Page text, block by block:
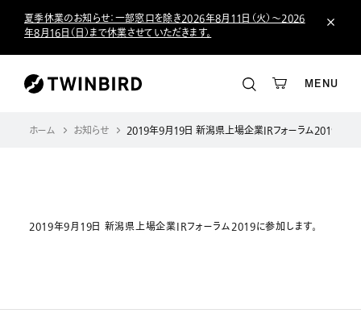
夏季休業のお知らせ：一部窓口を除き2026年8月11日（火）～2026
年8月16日（日）まで休業させていただきます。
MENU
ホーム お知らせ 2019年9月19日 新潟県上場企業IRフォーラム2019に参加
2019年9月19日 新潟県上場企業IRフォーラム2019に参加します。